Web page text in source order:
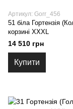
Артикул: Gorr_456
51 біла Гортензія
корзині XXXL
14 510 грн
Купити